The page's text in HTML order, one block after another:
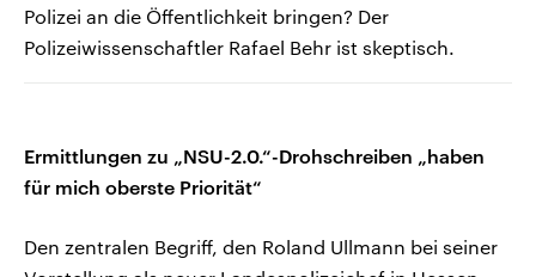
Polizei an die Öffentlichkeit bringen? Der
Polizeiwissenschaftler Rafael Behr ist skeptisch.
Ermittlungen zu „NSU-2.0.“-Drohschreiben „haben
für mich oberste Priorität“
Den zentralen Begriff, den Roland Ullmann bei seiner